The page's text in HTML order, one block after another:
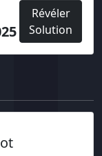
Révéler
Solution